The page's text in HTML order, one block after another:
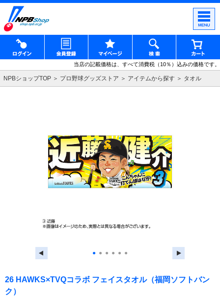
当店の記載価格は、すべて消費税（10％）込みの価格です。
NPBショップTOP プロ野球グッズストア アイテムから探す タオル
● ● ● ● ● ●
26 HAWKS×TVQコラボ フェイスタオル（福岡ソフトバン
ク）